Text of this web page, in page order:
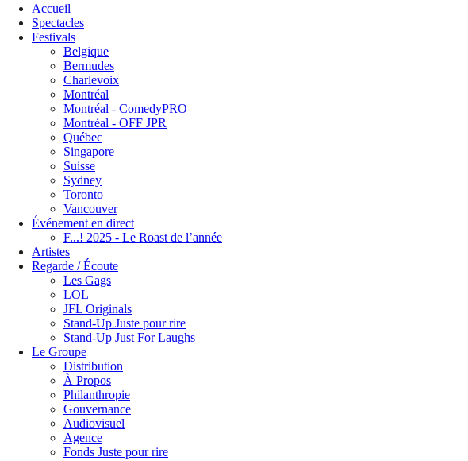
Accueil
Spectacles
Festivals
Belgique
Bermudes
Charlevoix
Montréal
Montréal - ComedyPRO
Montréal - OFF JPR
Québec
Singapore
Suisse
Sydney
Toronto
Vancouver
Événement en direct
F...! 2025 - Le Roast de l’année
Artistes
Regarde / Écoute
Les Gags
LOL
JFL Originals
Stand-Up Juste pour rire
Stand-Up Just For Laughs
Le Groupe
Distribution
À Propos
Philanthropie
Gouvernance
Audiovisuel
Agence
Fonds Juste pour rire